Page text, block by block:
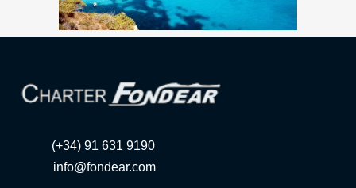
(+34) 91 631 9190
info@fondear.com